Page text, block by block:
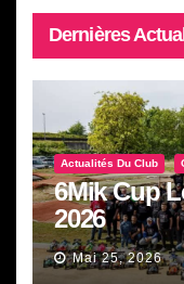
Dernières
Actualités Du Club
6Mik Cup
2026
Mai 25, 2026